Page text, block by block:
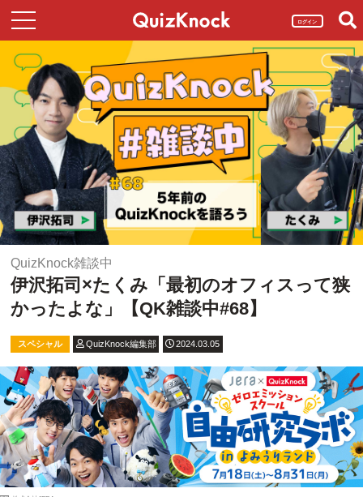
ログイン
QuizKnock雑談中
伊沢拓司×たくみ「最初のオフィスって狭
かったよな」【QK雑談中#68】
スペシャル QuizKnock編集部 2024.03.05